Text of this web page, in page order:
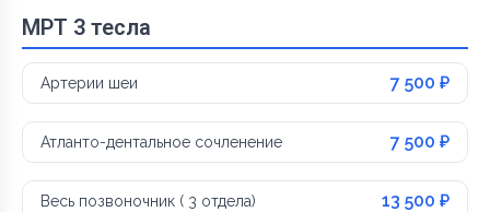
МРТ 3 тесла
Артерии шеи 7 500 ₽
Атланто-дентальное сочленение 7 500 ₽
Весь позвоночник ( 3 отдела) 13 500 ₽